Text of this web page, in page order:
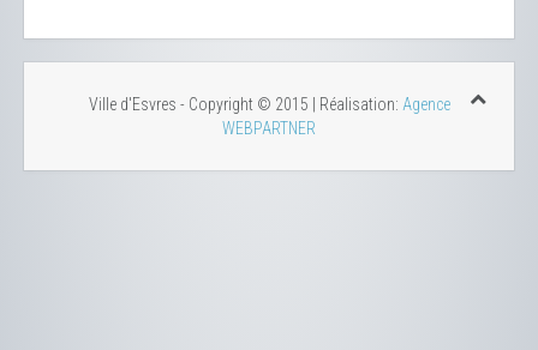
Ville d'Esvres - Copyright © 2015 | Réalisation: Agence
WEBPARTNER